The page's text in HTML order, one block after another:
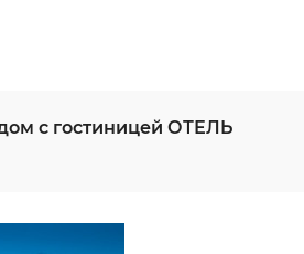
с гостиницей ОТЕЛЬ